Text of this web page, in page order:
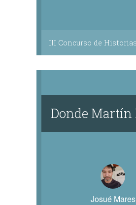
III Concurso de
Donde Martín
Josué Mares